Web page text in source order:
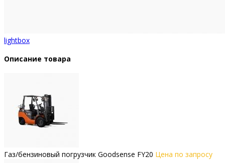
lightbox
Описание товара
Газ/бензиновый погрузчик Goodsense FY20 Цена по запросу